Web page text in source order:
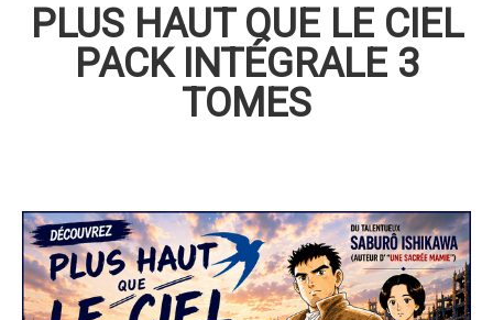
PLUS HAUT QUE LE CIEL
PACK INTÉGRALE 3
TOMES